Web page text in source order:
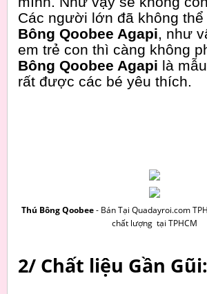
Các người lớn đã không thể
Bông Qoobee Agapi, như
em trẻ con thì càng không
Bông Qoobee Agapi là
rất được các bé yêu thích.
Thú Bông Qoobee- Bán Tại Quadayroi.com
chất lượng tại TPHCM
2/ Chất liệu Gần Gũi: